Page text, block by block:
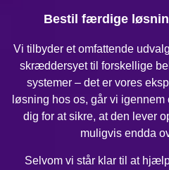
Bestil færdige
Vi tilbyder et omfattende
skræddersyet til forskellige
systemer – det er vores
løsning hos os, går vi
dig for at sikre, at den lever
muligvis endda
Selvom vi står klar til at